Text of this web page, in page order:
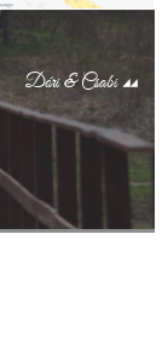
Dóri & Csabi